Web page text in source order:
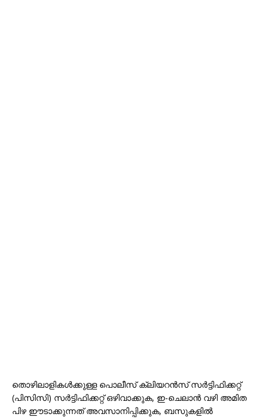
തൊഴിലാളികള്‍ക്കുള്ള പൊലീസ് ക്ലിയറന്‍സ് സര്‍ട്ടിഫിക്കറ്റ്
(പിസിസി) സര്‍ട്ടിഫിക്കറ്റ് ഒഴിവാക്കുക, ഇ-ചെലാന്‍ വഴി അമിത
പിഴ ഈടാക്കുന്നത് അവസാനിപ്പിക്കുക, ബസുകളില്‍